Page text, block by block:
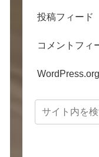
投稿フィード
コメントフィ
WordPress.org